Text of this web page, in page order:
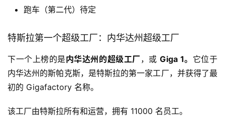
跑车（第二代）待定
特斯拉第一个超级工厂：内华达州超级工厂
下一个上榜的是内华达州的超级工厂 ，或Giga 1。 它位于
内华达州的斯帕克斯，是特斯拉的第一家工厂，并获得了最
初的 Gigafactory 名称。
该工厂由特斯拉所有和运营，拥有 11000 名员工。